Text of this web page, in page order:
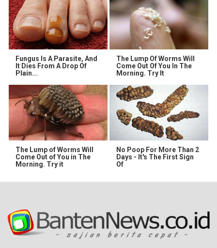
Fungus Is A Parasite, And
It Dies From A Drop Of
Plain...
The Lump Of Worms Will
Come Out Of You In The
Morning. Try It
The Lump of Worms Will
Come Out of You in The
Morning. Try it
No Poop For More Than 2
Days - It's The First Sign
Of